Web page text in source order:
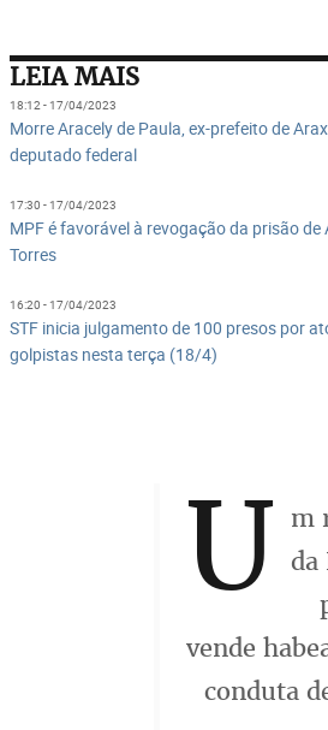
LEIA MAIS
18:12 - 17/04/2023
Morre Aracely de Paula, ex-prefeito de
deputado federal
17:30 - 17/04/2023
MPF é favorável à revogação da prisão de
Torres
16:20 - 17/04/2023
STF inicia julgamento de 100 presos por
golpistas nesta terça (18/4)
U m
da
vende
conduta